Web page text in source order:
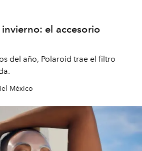
el accesorio
del año, Polaroid trae el filtro
México